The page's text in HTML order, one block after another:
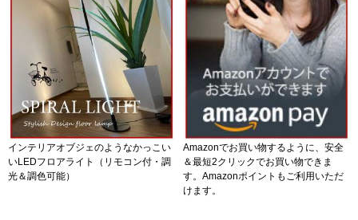
インテリアオブジェのようなかっこい
いLEDフロアライト（リモコン付・調
光＆調色可能）
Amazonでお買い物するように、安全
＆最短2クリックでお買い物できま
す。Amazonポイントもご利用いただ
けます。